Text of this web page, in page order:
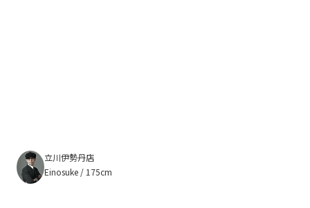
立川伊勢丹店
Einosuke / 175cm